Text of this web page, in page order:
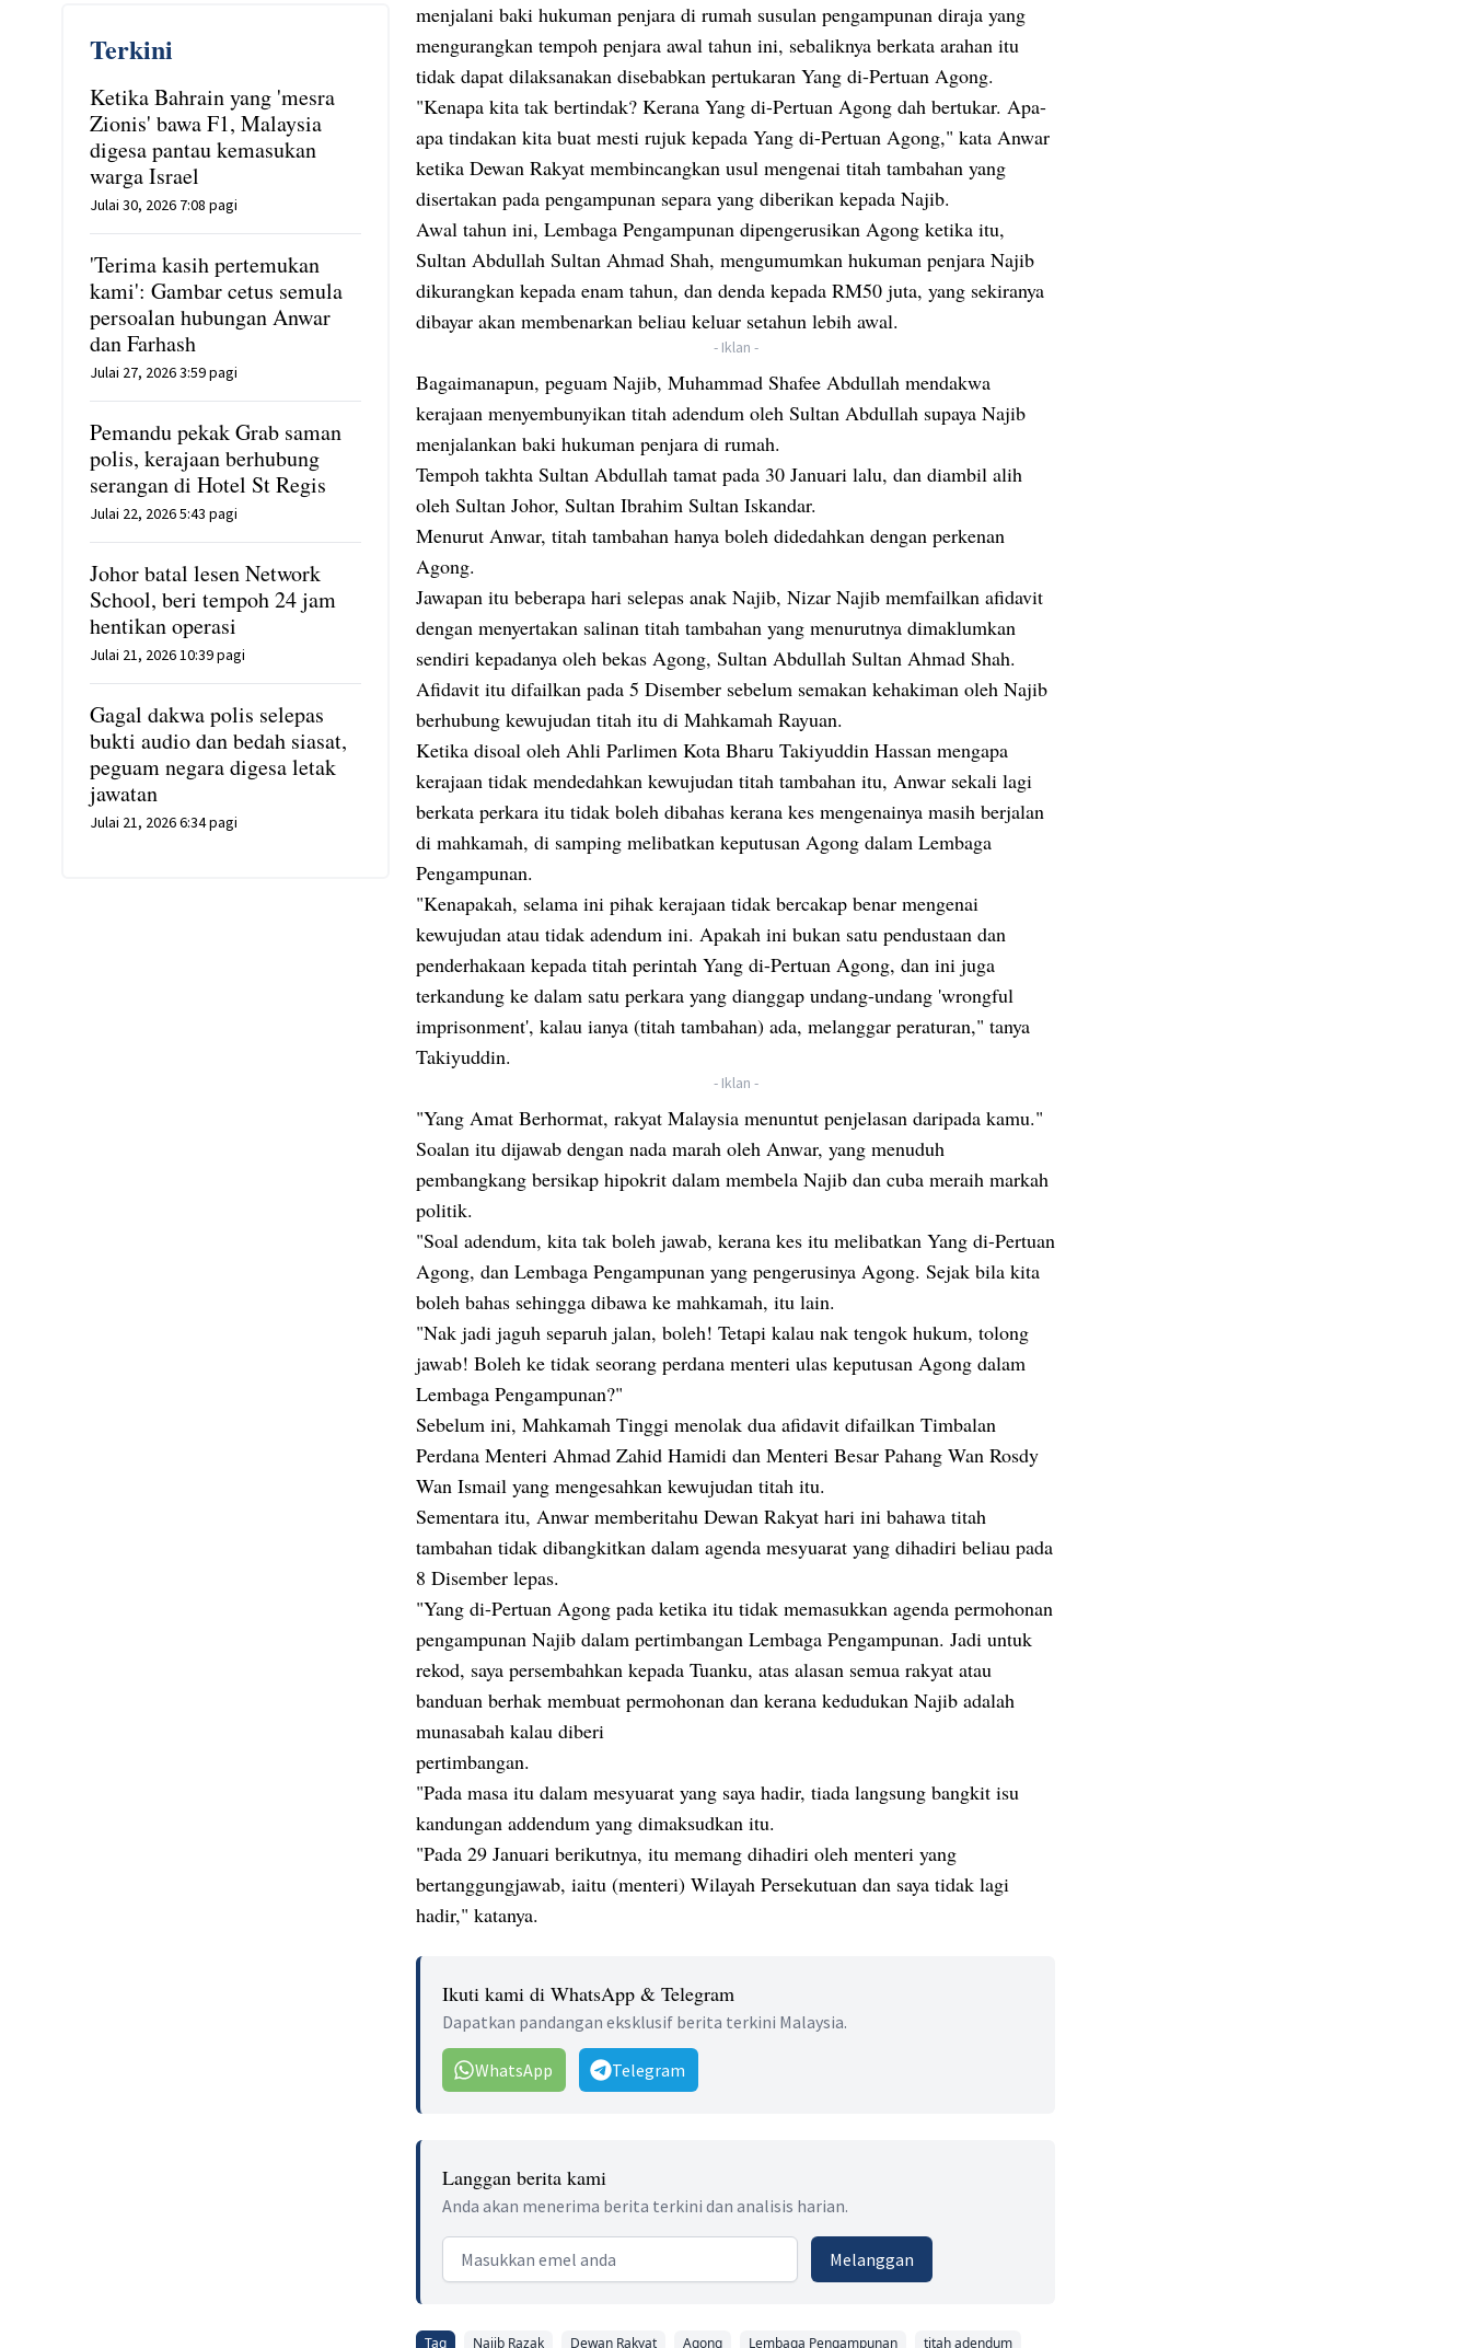
Terkini
Ketika Bahrain yang 'mesra
Zionis' bawa F1, Malaysia
digesa pantau kemasukan
warga Israel
Julai 30, 2026 7:08 pagi
'Terima kasih pertemukan
kami': Gambar cetus semula
persoalan hubungan Anwar
dan Farhash
Julai 27, 2026 3:59 pagi
Pemandu pekak Grab saman
polis, kerajaan berhubung
serangan di Hotel St Regis
Julai 22, 2026 5:43 pagi
Johor batal lesen Network
School, beri tempoh 24 jam
hentikan operasi
Julai 21, 2026 10:39 pagi
Gagal dakwa polis selepas
bukti audio dan bedah siasat,
peguam negara digesa letak
jawatan
Julai 21, 2026 6:34 pagi
menjalani baki hukuman penjara di rumah susulan pengampunan diraja yang
mengurangkan tempoh penjara awal tahun ini, sebaliknya berkata arahan itu
tidak dapat dilaksanakan disebabkan pertukaran Yang di-Pertuan Agong.
"Kenapa kita tak bertindak? Kerana Yang di-Pertuan Agong dah bertukar. Apa-
apa tindakan kita buat mesti rujuk kepada Yang di-Pertuan Agong," kata Anwar
ketika Dewan Rakyat membincangkan usul mengenai titah tambahan yang
disertakan pada pengampunan separa yang diberikan kepada Najib.
Awal tahun ini, Lembaga Pengampunan dipengerusikan Agong ketika itu,
Sultan Abdullah Sultan Ahmad Shah, mengumumkan hukuman penjara Najib
dikurangkan kepada enam tahun, dan denda kepada RM50 juta, yang sekiranya
dibayar akan membenarkan beliau keluar setahun lebih awal.
- Iklan -
Bagaimanapun, peguam Najib, Muhammad Shafee Abdullah mendakwa
kerajaan menyembunyikan titah adendum oleh Sultan Abdullah supaya Najib
menjalankan baki hukuman penjara di rumah.
Tempoh takhta Sultan Abdullah tamat pada 30 Januari lalu, dan diambil alih
oleh Sultan Johor, Sultan Ibrahim Sultan Iskandar.
Menurut Anwar, titah tambahan hanya boleh didedahkan dengan perkenan
Agong.
Jawapan itu beberapa hari selepas anak Najib, Nizar Najib memfailkan afidavit
dengan menyertakan salinan titah tambahan yang menurutnya dimaklumkan
sendiri kepadanya oleh bekas Agong, Sultan Abdullah Sultan Ahmad Shah.
Afidavit itu difailkan pada 5 Disember sebelum semakan kehakiman oleh Najib
berhubung kewujudan titah itu di Mahkamah Rayuan.
Ketika disoal oleh Ahli Parlimen Kota Bharu Takiyuddin Hassan mengapa
kerajaan tidak mendedahkan kewujudan titah tambahan itu, Anwar sekali lagi
berkata perkara itu tidak boleh dibahas kerana kes mengenainya masih berjalan
di mahkamah, di samping melibatkan keputusan Agong dalam Lembaga
Pengampunan.
"Kenapakah, selama ini pihak kerajaan tidak bercakap benar mengenai
kewujudan atau tidak adendum ini. Apakah ini bukan satu pendustaan dan
penderhakaan kepada titah perintah Yang di-Pertuan Agong, dan ini juga
terkandung ke dalam satu perkara yang dianggap undang-undang 'wrongful
imprisonment', kalau ianya (titah tambahan) ada, melanggar peraturan," tanya
Takiyuddin.
- Iklan -
"Yang Amat Berhormat, rakyat Malaysia menuntut penjelasan daripada kamu."
Soalan itu dijawab dengan nada marah oleh Anwar, yang menuduh
pembangkang bersikap hipokrit dalam membela Najib dan cuba meraih markah
politik.
"Soal adendum, kita tak boleh jawab, kerana kes itu melibatkan Yang di-Pertuan
Agong, dan Lembaga Pengampunan yang pengerusinya Agong. Sejak bila kita
boleh bahas sehingga dibawa ke mahkamah, itu lain.
"Nak jadi jaguh separuh jalan, boleh! Tetapi kalau nak tengok hukum, tolong
jawab! Boleh ke tidak seorang perdana menteri ulas keputusan Agong dalam
Lembaga Pengampunan?"
Sebelum ini, Mahkamah Tinggi menolak dua afidavit difailkan Timbalan
Perdana Menteri Ahmad Zahid Hamidi dan Menteri Besar Pahang Wan Rosdy
Wan Ismail yang mengesahkan kewujudan titah itu.
Sementara itu, Anwar memberitahu Dewan Rakyat hari ini bahawa titah
tambahan tidak dibangkitkan dalam agenda mesyuarat yang dihadiri beliau pada
8 Disember lepas.
"Yang di-Pertuan Agong pada ketika itu tidak memasukkan agenda permohonan
pengampunan Najib dalam pertimbangan Lembaga Pengampunan. Jadi untuk
rekod, saya persembahkan kepada Tuanku, atas alasan semua rakyat atau
banduan berhak membuat permohonan dan kerana kedudukan Najib adalah
munasabah kalau diberi
pertimbangan.
"Pada masa itu dalam mesyuarat yang saya hadir, tiada langsung bangkit isu
kandungan addendum yang dimaksudkan itu.
"Pada 29 Januari berikutnya, itu memang dihadiri oleh menteri yang
bertanggungjawab, iaitu (menteri) Wilayah Persekutuan dan saya tidak lagi
hadir," katanya.
Ikuti kami di WhatsApp & Telegram
Dapatkan pandangan eksklusif berita terkini Malaysia.
WhatsApp Telegram
Langgan berita kami
Anda akan menerima berita terkini dan analisis harian.
Email address Melanggan
Tag Najib Razak Dewan Rakyat Agong Lembaga Pengampunan titah adendum